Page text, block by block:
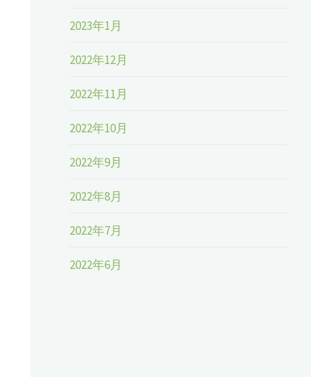
2023年1月
2022年12月
2022年11月
2022年10月
2022年9月
2022年8月
2022年7月
2022年6月